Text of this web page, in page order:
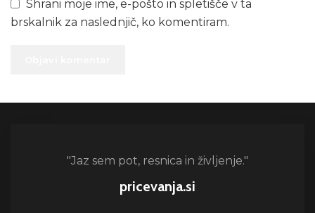
Shrani moje ime, e-pošto in spletišče v ta
brskalnik za naslednjič, ko komentiram.
"Jaz sem pot, resnica in življenje."
pricevanja.si